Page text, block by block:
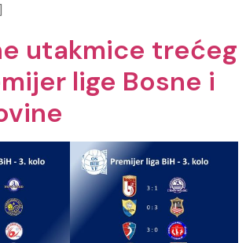
utakmice trećeg
lige Bosne i